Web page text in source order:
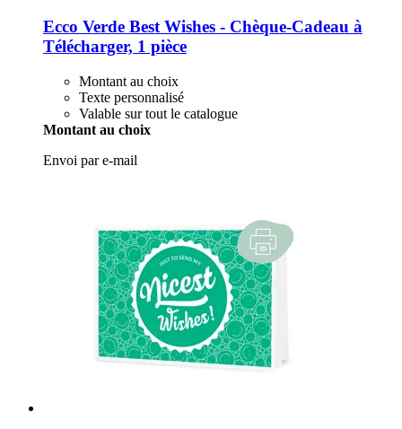
Ecco Verde Best Wishes -​ Chèque-​Cadeau à
Télécharger, 1 pièce
Montant au choix
Texte personnalisé
Valable sur tout le catalogue
Montant au choix
Envoi par e-mail